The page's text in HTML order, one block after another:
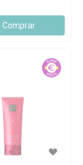
Comprar